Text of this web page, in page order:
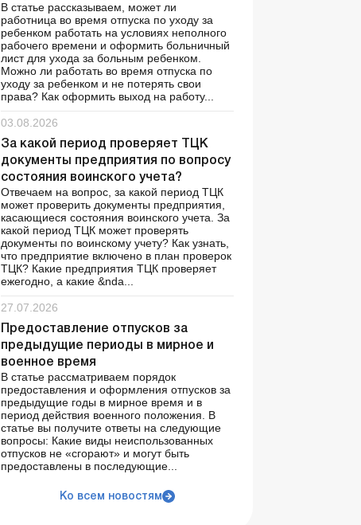
В статье рассказываем, может ли
работница во время отпуска по уходу за
ребенком работать на условиях неполного
рабочего времени и оформить больничный
лист для ухода за больным ребенком.
Можно ли работать во время отпуска по
уходу за ребенком и не потерять свои
права? Как оформить выход на работу...
03.08.2026
За какой период проверяет ТЦК
документы предприятия по вопросу
состояния воинского учета?
Отвечаем на вопрос, за какой период ТЦК
может проверить документы предприятия,
касающиеся состояния воинского учета. За
какой период ТЦК может проверять
документы по воинскому учету? Как узнать,
что предприятие включено в план проверок
ТЦК? Какие предприятия ТЦК проверяет
ежегодно, а какие &nda...
27.07.2026
Предоставление отпусков за
предыдущие периоды в мирное и
военное время
В статье рассматриваем порядок
предоставления и оформления отпусков за
предыдущие годы в мирное время и в
период действия военного положения. В
статье вы получите ответы на следующие
вопросы: Какие виды неиспользованных
отпусков не «сгорают» и могут быть
предоставлены в последующие...
Ко всем новостям